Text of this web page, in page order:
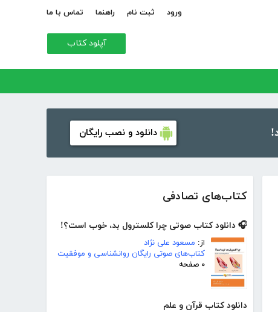
ورود ثبت نام راهنما تماس با ما
آپلود کتاب
دانلود و نصب رایگان
کتاب‌های تصادفی
🎧 دانلود کتاب صوتی چرا کلسترول بد، خوب است؟!
از: مسعود علی نژاد
کتاب‌های صوتی رایگان روانشناسی و موفقیت
۰ صفحه
دانلود کتاب قرآن و علم